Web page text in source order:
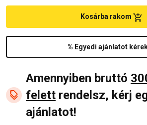
% Egyedi ajánlatot
Kosárba rakom
Amennyiben bruttó
felett rendelsz, kérj
ajánlatot!